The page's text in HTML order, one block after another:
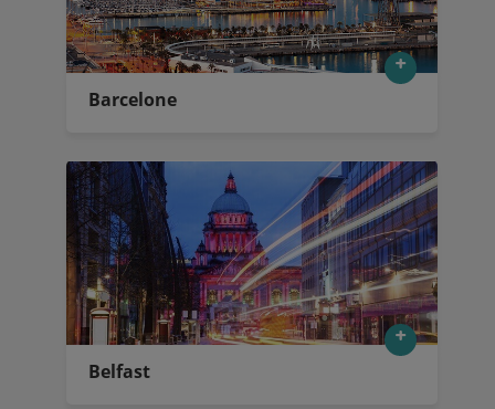
Barcelone
Belfast